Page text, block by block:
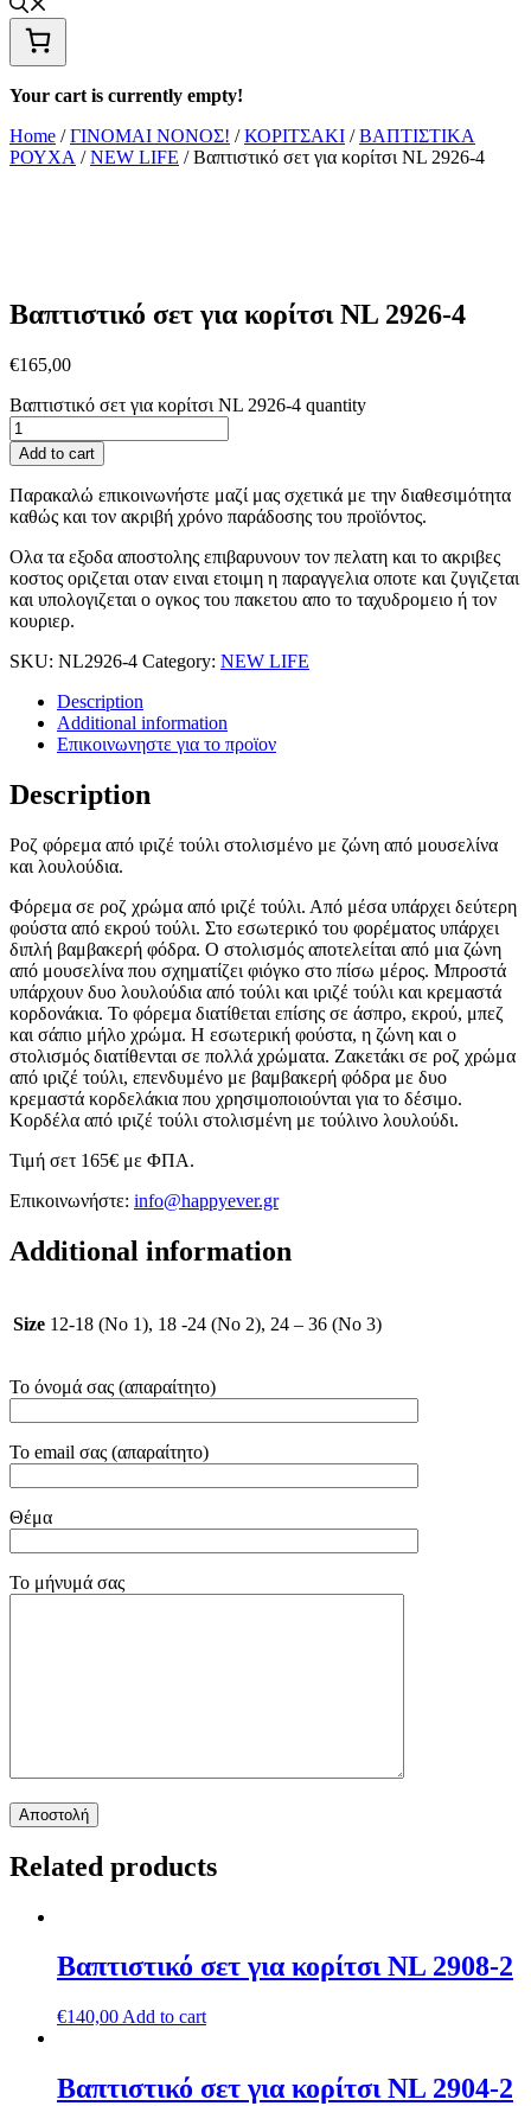
Your cart is currently empty!
Home /ΓΙΝΟΜΑΙ ΝΟΝΟΣ! /ΚΟΡΙΤΣΑΚΙ /ΒΑΠΤΙΣΤΙΚΑ
ΡΟΥΧΑ /NEW LIFE / Βαπτιστικό σετ για κορίτσι NL 2926-4
Βαπτιστικό σετ για κορίτσι NL 2926-4
€165,00
Βαπτιστικό σετ για κορίτσι NL 2926-4 quantity
Add to cart
Παρακαλώ επικοινωνήστε μαζί μας σχετικά με την διαθεσιμότητα
καθώς και τον ακριβή χρόνο παράδοσης του προϊόντος.
Ολα τα εξοδα αποστολης επιβαρυνουν τον πελατη και το ακριβες
κοστος οριζεται οταν ειναι ετοιμη η παραγγελια οποτε και ζυγιζεται
και υπολογιζεται ο ογκος του πακετου απο το ταχυδρομειο ή τον
κουριερ.
SKU: NL2926-4 Category: NEW LIFE
Description
Additional information
Επικοινωνηστε για το προϊoν
Description
Ροζ φόρεμα από ιριζέ τούλι στολισμένο με ζώνη από μουσελίνα
και λουλούδια.
Φόρεμα σε ροζ χρώμα από ιριζέ τούλι. Από μέσα υπάρχει δεύτερη
φούστα από εκρού τούλι. Στο εσωτερικό του φορέματος υπάρχει
διπλή βαμβακερή φόδρα. Ο στολισμός αποτελείται από μια ζώνη
από μουσελίνα που σχηματίζει φιόγκο στο πίσω μέρος. Μπροστά
υπάρχουν δυο λουλούδια από τούλι και ιριζέ τούλι και κρεμαστά
κορδονάκια. Το φόρεμα διατίθεται επίσης σε άσπρο, εκρού, μπεζ
και σάπιο μήλο χρώμα. Η εσωτερική φούστα, η ζώνη και ο
στολισμός διατίθενται σε πολλά χρώματα. Ζακετάκι σε ροζ χρώμα
από ιριζέ τούλι, επενδυμένο με βαμβακερή φόδρα με δυο
κρεμαστά κορδελάκια που χρησιμοποιούνται για το δέσιμο.
Κορδέλα από ιριζέ τούλι στολισμένη με τούλινο λουλούδι.
Τιμή σετ 165€ με ΦΠΑ.
Επικοινωνήστε: info@happyever.gr
Additional information
Size 12-18 (No 1), 18 -24 (No 2), 24 – 36 (No 3)
Το όνομά σας (απαραίτητο)
Το email σας (απαραίτητο)
Θέμα
Το μήνυμά σας
Related products
Βαπτιστικό σετ για κορίτσι NL 2908-2
€140,00 Add to cart
Βαπτιστικό σετ για κορίτσι NL 2904-2